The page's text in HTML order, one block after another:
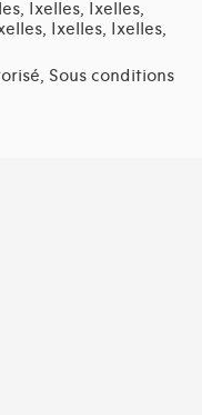
Ixelles, Ixelles,
Ixelles, Ixelles,
Sous conditions
(2)
(2)